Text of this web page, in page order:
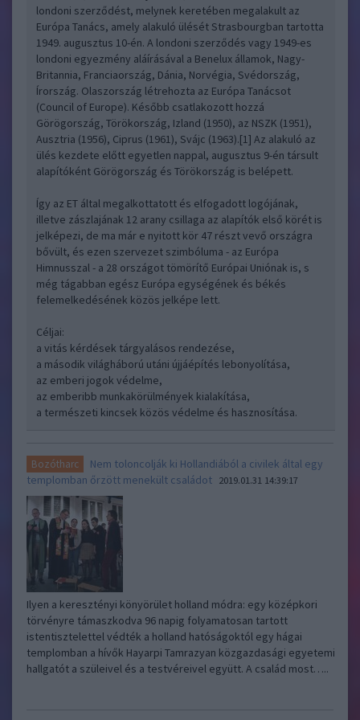
londoni szerződést, melynek keretében megalakult az
Európa Tanács, amely alakuló ülését Strasbourgban tartotta
1949. augusztus 10-én. A londoni szerződés vagy 1949-es
londoni egyezmény aláírásával a Benelux államok, Nagy-
Britannia, Franciaország, Dánia, Norvégia, Svédország,
Írország. Olaszország létrehozta az Európa Tanácsot
(Council of Europe). Később csatlakozott hozzá
Görögország, Törökország, Izland (1950), az NSZK (1951),
Ausztria (1956), Ciprus (1961), Svájc (1963).[1] Az alakuló az
ülés kezdete előtt egyetlen nappal, augusztus 9-én társult
alapítóként Görögország és Törökország is belépett.
Így az ET által megalkottatott és elfogadott logójának,
illetve zászlajának 12 arany csillaga az alapítók első körét is
jelképezi, de ma már e nyitott kör 47 részt vevő országra
bővült, és ezen szervezet szimbóluma - az Európa
Himnusszal - a 28 országot tömörítő Európai Uniónak is, s
még tágabban egész Európa egységének és békés
felemelkedésének közös jelképe lett.
Céljai:
a vitás kérdések tárgyalásos rendezése,
a második világháború utáni újjáépítés lebonyolítása,
az emberi jogok védelme,
az emberibb munkakörülmények kialakítása,
a természeti kincsek közös védelme és hasznosítása.
Bozótharc
Nem toloncolják ki Hollandiából a civilek által egy
templomban őrzött menekült családot 2019.01.31 14:39:17
Ilyen a keresztényi könyörület holland módra: egy középkori
törvényre támaszkodva 96 napig folyamatosan tartott
istentisztelettel védték a holland hatóságoktól egy hágai
templomban a hívők Hayarpi Tamrazyan közgazdasági egyetemi
hallgatót a szüleivel és a testvéreivel együtt. A család most…..